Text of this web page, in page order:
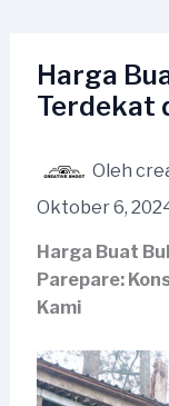
kontenHarga
Terdekat
Oleh
Oktober 6,
Harga Buat
Parepare:
Kami